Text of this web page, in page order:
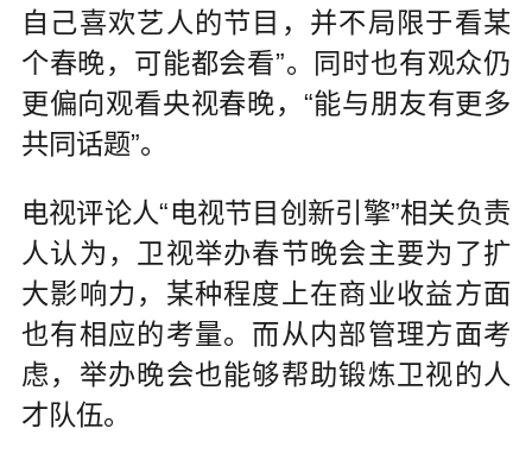
自己喜欢艺人的节目，并不局限于看某
个春晚，可能都会看”。同时也有观众仍
更偏向观看央视春晚，“能与朋友有更多
共同话题”。
电视评论人“电视节目创新引擎”相关负责
人认为，卫视举办春节晚会主要为了扩
大影响力，某种程度上在商业收益方面
也有相应的考量。而从内部管理方面考
虑，举办晚会也能够帮助锻炼卫视的人
才队伍。